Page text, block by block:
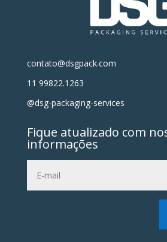
contato@dsgpack.com
11 99822.1263
@dsg-packaging-services
Fique atualizado com
informações